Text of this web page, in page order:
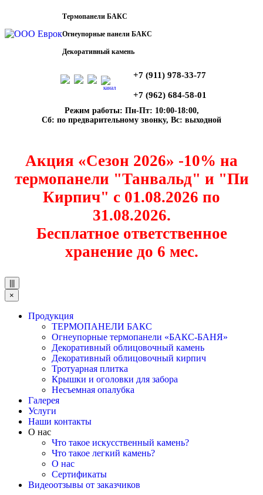
Термопанели БАКС
Огнеупорные панели БАКС
Декоративный камень
канал
+7 (911) 978-33-77
+7 (962) 684-58-01
Режим работы: Пн-Пт: 10:00-18:00,
Сб: по предварительному звонку, Вс: выходной
Акция «Сезон 2026» -10% на
термопанели "Танвальд" и "Пи
Кирпич" с 01.08.2026 по
31.08.2026.
Бесплатное ответственное
хранение до 6 мес.
×
Продукция
ТЕРМОПАНЕЛИ БАКС
Огнеупорные термопанели «БАКС-БАНЯ»
Декоративный облицовочный камень
Декоративный облицовочный кирпич
Тротуарная плитка
Крышки и оголовки для забора
Несъемная опалубка
Галерея
Услуги
Наши контакты
О нас
Что такое искусственный камень?
Что такое легкий камень?
О нас
Сертификаты
Видеоотзывы от заказчиков